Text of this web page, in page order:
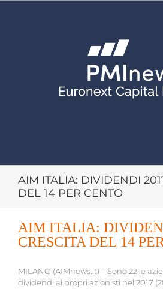
AIM ITALIA: DIVIDENDI
DEL 14 PER CENTO
AIM ITALIA:
CRESCITA DEL 14
MILANO (AIMnews.it) – Sono 22 le
dividendi ai propri azionisti nel 2017